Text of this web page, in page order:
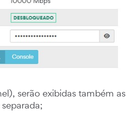
serão exibidas também as